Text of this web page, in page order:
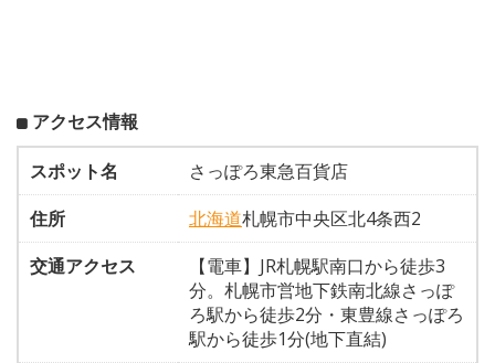
アクセス情報
スポット名
さっぽろ東急百貨店
住所
北海道札幌市中央区北4条西2
交通アクセス
【電車】JR札幌駅南口から徒歩3
分。札幌市営地下鉄南北線さっぽ
ろ駅から徒歩2分・東豊線さっぽろ
駅から徒歩1分(地下直結)